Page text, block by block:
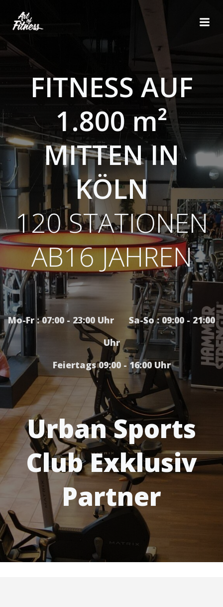
FITNESS AUF
1.800 m²
MITTEN IN
KÖLN
120 STATIONEN
AB16 JAHREN
Mo-Fr : 07:00 - 23:00 Uhr Sa-So : 09:00 - 21:00
Uhr
Feiertags 09:00 - 16:00 Uhr
Urban Sports
Club Exklusiv
Partner